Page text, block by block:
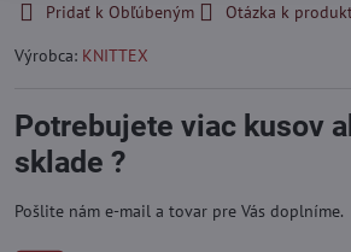
Pridať k Obľúbeným Otázka k
Výrobca: KNITTEX
Potrebujete viac kusov
sklade ?
Pošlite nám e-mail a tovar pre Vás doplníme.